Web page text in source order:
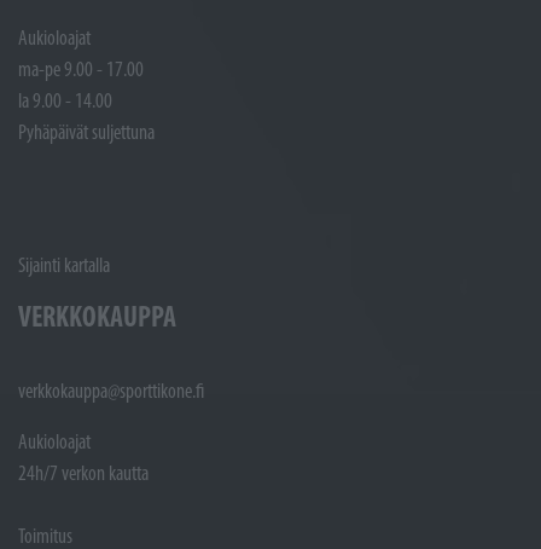
Aukioloajat
ma-pe 9.00 - 17.00
la 9.00 - 14.00
Pyhäpäivät suljettuna
Sijainti kartalla
VERKKOKAUPPA
verkkokauppa@sporttikone.fi
Aukioloajat
24h/7 verkon kautta
Toimitus